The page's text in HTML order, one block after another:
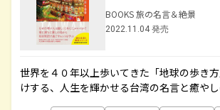
BOOKS 旅の名言＆絶景
2022.11.04 発売
世界を４０年以上歩いてきた「地球の歩き
けする、人生を輝かせる台湾の名言と癒や